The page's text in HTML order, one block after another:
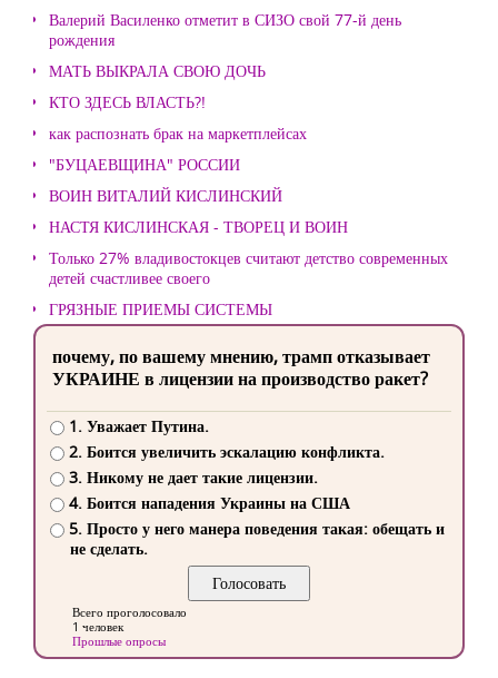
Валерий Василенко отметит в СИЗО свой 77-й день
рождения
МАТЬ ВЫКРАЛА СВОЮ ДОЧЬ
КТО ЗДЕСЬ ВЛАСТЬ?!
как распознать брак на маркетплейсах
"БУЦАЕВЩИНА" РОССИИ
ВОИН ВИТАЛИЙ КИСЛИНСКИЙ
НАСТЯ КИСЛИНСКАЯ - ТВОРЕЦ И ВОИН
Только 27% владивостокцев считают детство современных
детей счастливее своего
ГРЯЗНЫЕ ПРИЕМЫ СИСТЕМЫ
почему, по вашему мнению, трамп отказывает
УКРАИНЕ в лицензии на производство ракет?
1. Уважает Путина.
2. Боится увеличить эскалацию конфликта.
3. Никому не дает такие лицензии.
4. Боится нападения Украины на США
5. Просто у него манера поведения такая: обещать и
не сделать.
Всего проголосовало
1 человек
Прошлые опросы